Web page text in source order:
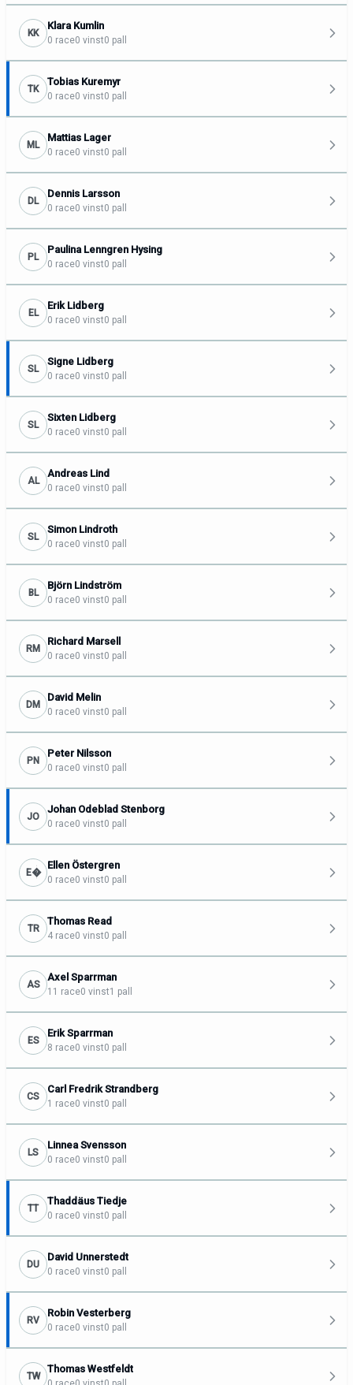
KK
Klara Kumlin
0 race0 vinst0 pall
TK
Tobias Kuremyr
0 race0 vinst0 pall
ML
Mattias Lager
0 race0 vinst0 pall
DL
Dennis Larsson
0 race0 vinst0 pall
PL
Paulina Lenngren Hysing
0 race0 vinst0 pall
EL
Erik Lidberg
0 race0 vinst0 pall
SL
Signe Lidberg
0 race0 vinst0 pall
SL
Sixten Lidberg
0 race0 vinst0 pall
AL
Andreas Lind
0 race0 vinst0 pall
SL
Simon Lindroth
0 race0 vinst0 pall
BL
Björn Lindström
0 race0 vinst0 pall
RM
Richard Marsell
0 race0 vinst0 pall
DM
David Melin
0 race0 vinst0 pall
PN
Peter Nilsson
0 race0 vinst0 pall
JO
Johan Odeblad Stenborg
0 race0 vinst0 pall
E�
Ellen Östergren
0 race0 vinst0 pall
TR
Thomas Read
4 race0 vinst0 pall
AS
Axel Sparrman
11 race0 vinst1 pall
ES
Erik Sparrman
8 race0 vinst0 pall
CS
Carl Fredrik Strandberg
1 race0 vinst0 pall
LS
Linnea Svensson
0 race0 vinst0 pall
TT
Thaddäus Tiedje
0 race0 vinst0 pall
DU
David Unnerstedt
0 race0 vinst0 pall
RV
Robin Vesterberg
0 race0 vinst0 pall
TW
Thomas Westfeldt